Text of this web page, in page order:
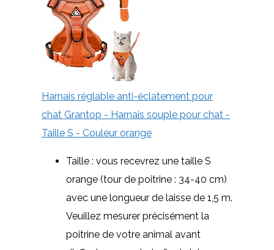
Harnais réglable anti-éclatement pour
chat Grantop - Harnais souple pour chat -
Taille S - Couleur orange
Taille : vous recevrez une taille S
orange (tour de poitrine : 34-40 cm)
avec une longueur de laisse de 1,5 m.
Veuillez mesurer précisément la
poitrine de votre animal avant